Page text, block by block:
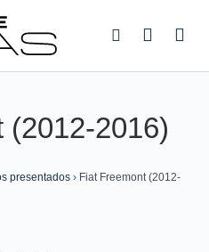
(2012-2016)
presentados › Fiat Freemont (2012-